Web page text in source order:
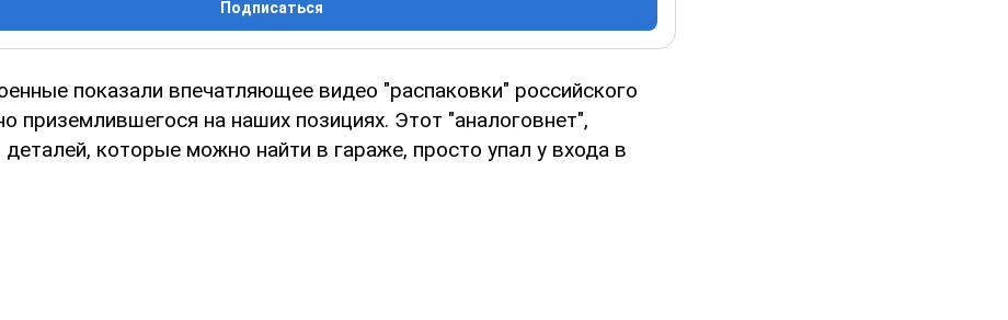
Подписаться
показали впечатляющее видео "распаковки" российского
приземлившегося на наших позициях. Этот "аналоговнет",
которые можно найти в гараже, просто упал у входа в